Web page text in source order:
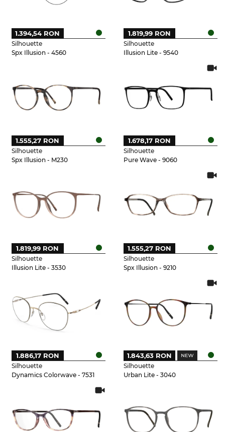
Silhouette
Spx Illusion - 4560
1.394,54 RON
Silhouette
Illusion Lite - 9540
1.819,99 RON
Silhouette
Spx Illusion - M230
1.555,27 RON
Silhouette
Pure Wave - 9060
1.678,17 RON
Silhouette
Illusion Lite - 3530
1.819,99 RON
Silhouette
Spx Illusion - 9210
1.555,27 RON
Silhouette
Dynamics Colorwave - 7531
1.886,17 RON
Silhouette
Urban Lite - 3040
1.843,63 RON